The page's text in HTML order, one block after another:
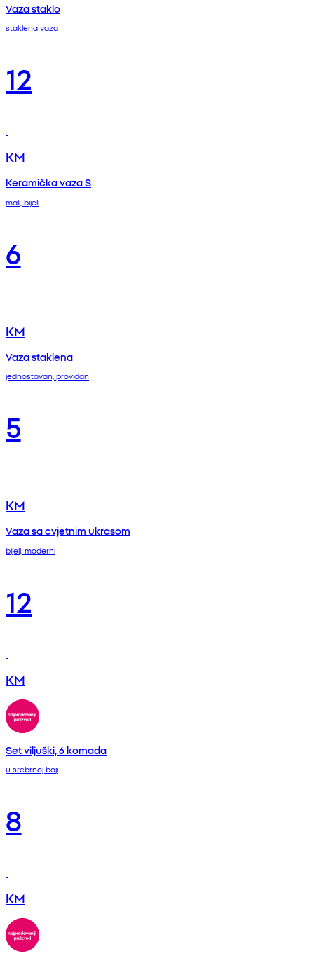
Vaza staklo
staklena vaza
12
KM
Keramička vaza S
mali, bijeli
6
KM
Vaza staklena
jednostavan, providan
5
KM
Vaza sa cvjetnim ukrasom
bijeli, moderni
12
KM
Set viljuški, 6 komada
u srebrnoj boji
8
KM